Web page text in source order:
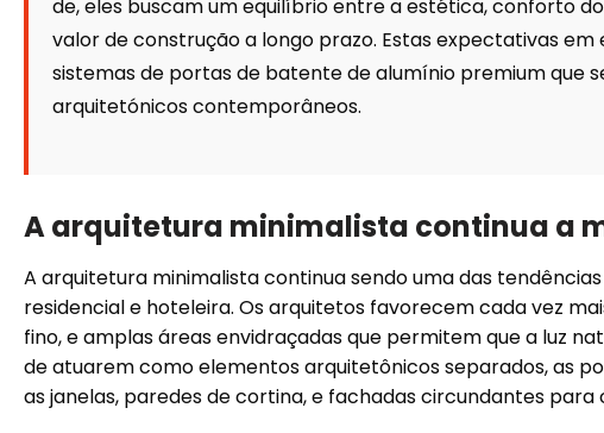
de, eles buscam um equilíbrio entre a estética, conforto
valor de construção a longo prazo. Estas expectativas
sistemas de portas de batente de alumínio premium que
arquitetónicos contemporâneos.
A arquitetura minimalista continua a
A arquitetura minimalista continua sendo uma das
residencial e hoteleira. Os arquitetos favorecem cada vez
fino, e amplas áreas envidraçadas que permitem que a luz
de atuarem como elementos arquitetônicos separados, as
as janelas, paredes de cortina, e fachadas circundantes